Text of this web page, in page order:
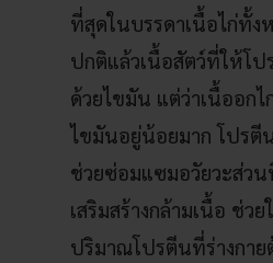
ที่สุดในบรรดาเนื้อไก่ทั้ง
ปกติแล้วเนื้อสัตว์ที่ให้โป
ด้วยไขมัน แต่ว่าเนื้ออก
ไขมันอยู่น้อยมาก โปรตี
ช่วยซ่อมแซมอวัยวะส่วน
เสริมสร้างกล้ามเนื้อ ช่ว
ปริมาณโปรตีนที่ร่างกา